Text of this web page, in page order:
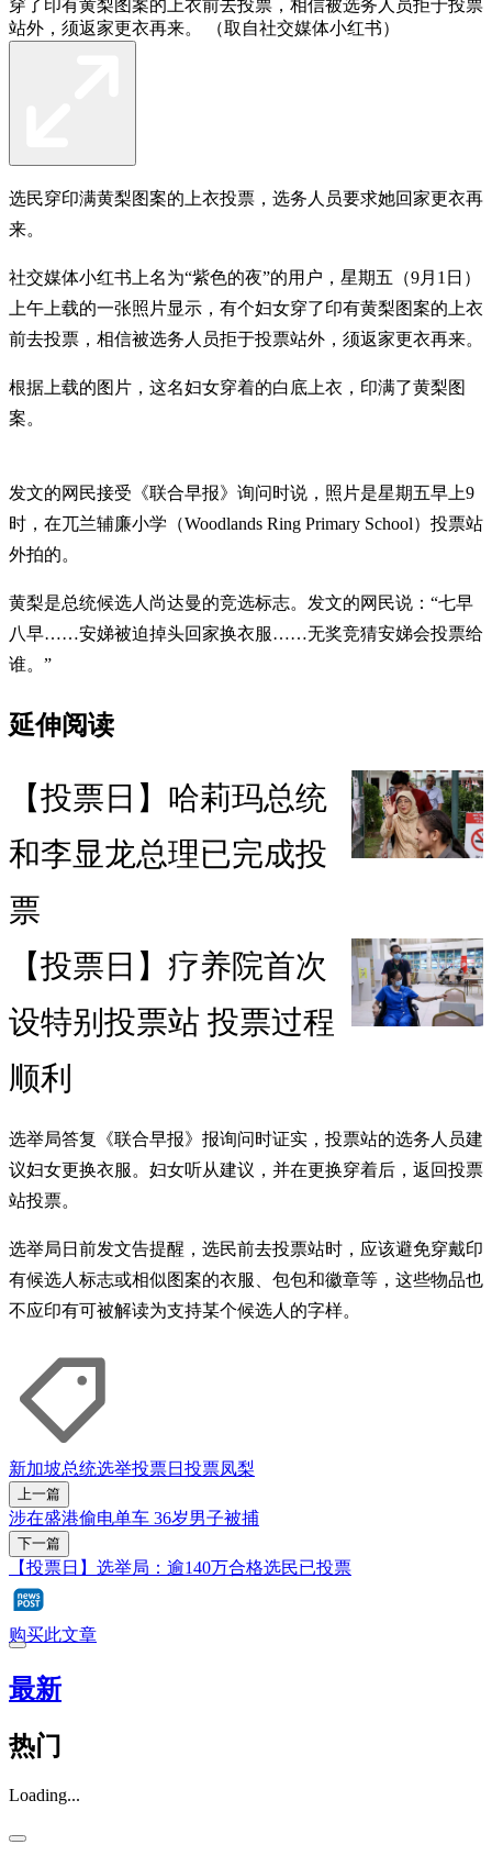
穿了印有黄梨图案的上衣前去投票，相信被选务人员拒于投票
站外，须返家更衣再来。 （取自社交媒体小红书）
选民穿印满黄梨图案的上衣投票，选务人员要求她回家更衣再
来。
社交媒体小红书上名为“紫色的夜”的用户，星期五（9月1日）
上午上载的一张照片显示，有个妇女穿了印有黄梨图案的上衣
前去投票，相信被选务人员拒于投票站外，须返家更衣再来。
根据上载的图片，这名妇女穿着的白底上衣，印满了黄梨图
案。
发文的网民接受《联合早报》询问时说，照片是星期五早上9
时，在兀兰辅廉小学（Woodlands Ring Primary School）投票站
外拍的。
黄梨是总统候选人尚达曼的竞选标志。发文的网民说：“七早
八早……安娣被迫掉头回家换衣服……无奖竞猜安娣会投票给
谁。”
延伸阅读
【投票日】哈莉玛总统
和李显龙总理已完成投
票
【投票日】疗养院首次
设特别投票站 投票过程
顺利
选举局答复《联合早报》报询问时证实，投票站的选务人员建
议妇女更换衣服。妇女听从建议，并在更换穿着后，返回投票
站投票。
选举局日前发文告提醒，选民前去投票站时，应该避免穿戴印
有候选人标志或相似图案的衣服、包包和徽章等，这些物品也
不应印有可被解读为支持某个候选人的字样。
新加坡总统选举投票日 投票凤梨
上一篇
涉在盛港偷电单车 36岁男子被捕
下一篇
【投票日】选举局：逾140万合格选民已投票
购买此文章
最新
热门
Loading...